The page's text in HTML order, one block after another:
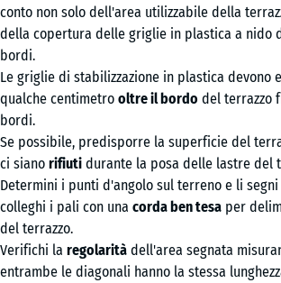
conto non solo dell'area utilizzabile della
della copertura delle griglie in plastica a nido
bordi.
Le griglie di stabilizzazione in plastica devono
qualche centimetro oltre il bordo del terrazzo
bordi.
Se possibile, predisporre la superficie del
ci siano rifiuti durante la posa delle lastre del
Determini i punti d'angolo sul terreno e li
colleghi i pali con una corda ben tesa per
del terrazzo.
Verifichi la regolarità dell'area segnata
entrambe le diagonali hanno la stessa